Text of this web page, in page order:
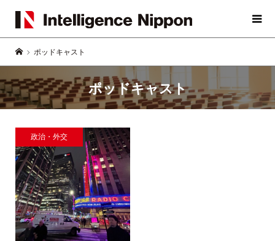
ポッドキャスト
ポッドキャスト
政治・外交